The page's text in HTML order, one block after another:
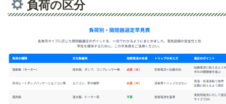
負荷の区分